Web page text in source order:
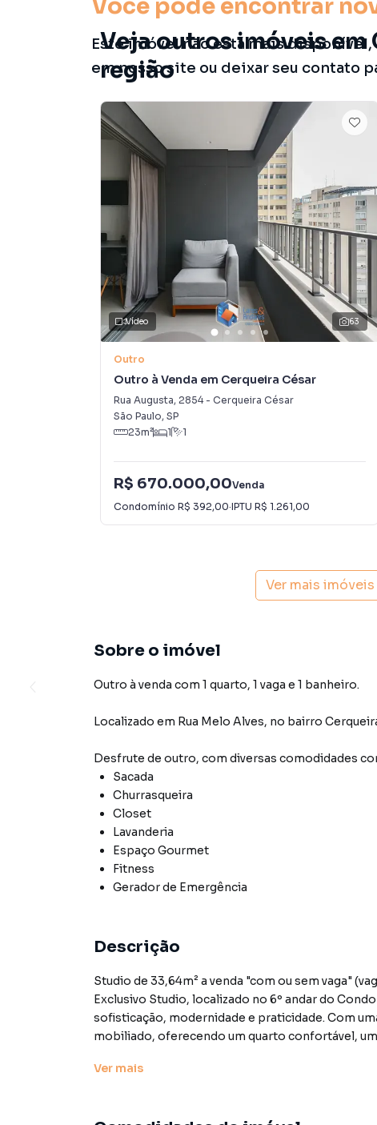
Você pode encontrar
Este imóvel não está mais
em nosso site ou deixar seu contato
Veja outros imóveis em
região
63
Vídeo
Outro
Outro à Venda em Cerqueira César
Rua Augusta, 2854- Cerqueira César
São Paulo, SP
23m² 1 1
R$ 670.000,00Venda
Condomínio R$ 392,00·IPTU R$ 1.261,00
Ver mais imóveis
Sobre o imóvel
Outro à venda com 1 quarto, 1 vaga e 1 banheiro.
Localizado em Rua Melo Alves, no bairro
Desfrute de outro, com diversas comodidades
Sacada
Churrasqueira
Closet
Lavanderia
Espaço Gourmet
Fitness
Gerador de Emergência
Descrição
Studio de 33,64m² a venda "com ou sem vaga"
Exclusivo Studio, localizado no 6º andar do
sofisticação, modernidade e praticidade. Com
mobiliado, oferecendo um quarto confortável,
funcionalidade e estilo. Além disso, o Studio
Ver mais